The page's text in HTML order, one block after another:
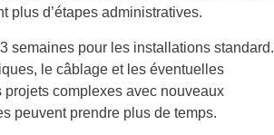
plus d’étapes administratives.
semaines pour les installations standard.
le câblage et les éventuelles
complexes avec nouveaux
peuvent prendre plus de temps.